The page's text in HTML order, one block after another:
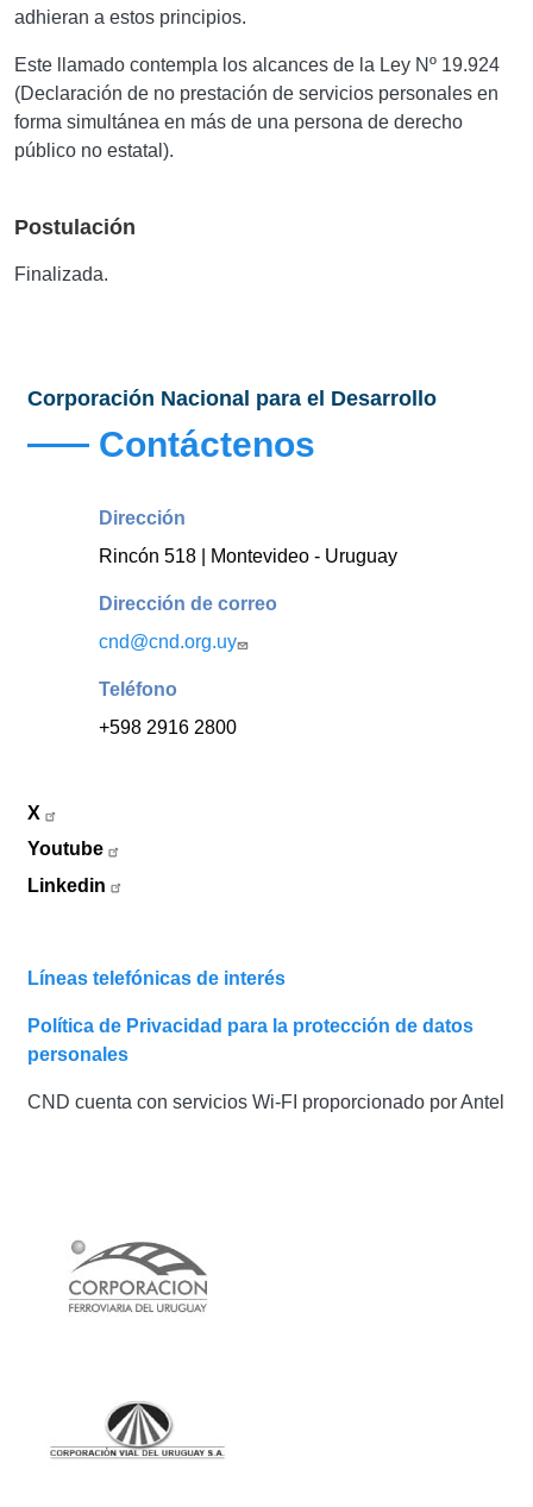
adhieran a estos principios.
Este llamado contempla los alcances de la Ley Nº 19.924
(Declaración de no prestación de servicios personales en
forma simultánea en más de una persona de derecho
público no estatal).
Postulación
Finalizada.
Corporación Nacional para el Desarrollo
Contáctenos
Dirección
Rincón 518 | Montevideo - Uruguay
Dirección de correo
cnd@cnd.org.uy
Teléfono
+598 2916 2800
X
Youtube
Linkedin
Líneas telefónicas de interés
Política de Privacidad para la protección de datos
personales
CND cuenta con servicios Wi-FI proporcionado por Antel